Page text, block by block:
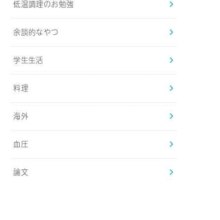
低温調理のお勉強
余談的なやつ
学生生活
料理
海外
血圧
論文